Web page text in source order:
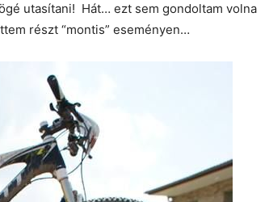
utasítani! Hát… ezt sem gondoltam volna
részt “montis” eseményen…